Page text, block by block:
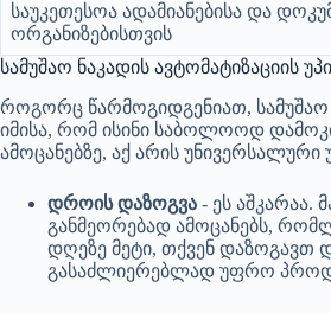
საუკეთესოა ადამიანებისა და
ორგანიზებისთვის
სამუშაო ნაკადის ავტომატიზაციის
როგორც წარმოგიდგენიათ, სამუშაო
იმისა, რომ ისინი საბოლოოდ
ამოცანებზე, აქ არის
დროის დაზოგვა - ეს აშკარაა.
განმეორებად ამოცანებს,
დღეზე მეტი, თქვენ
გასაძლიერებლად უფრო